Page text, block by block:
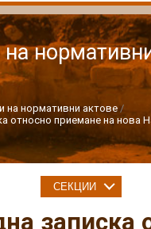
на нормативни актове
относно приемане на нова
записка
СЕКЦИИ